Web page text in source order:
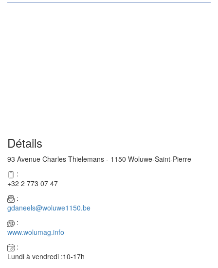
Détails
93 Avenue Charles Thielemans - 1150 Woluwe-Saint-Pierre
:
+32 2 773 07 47
:
gdaneels@woluwe1150.be
:
www.wolumag.info
:
Lundi à vendredi :10-17h